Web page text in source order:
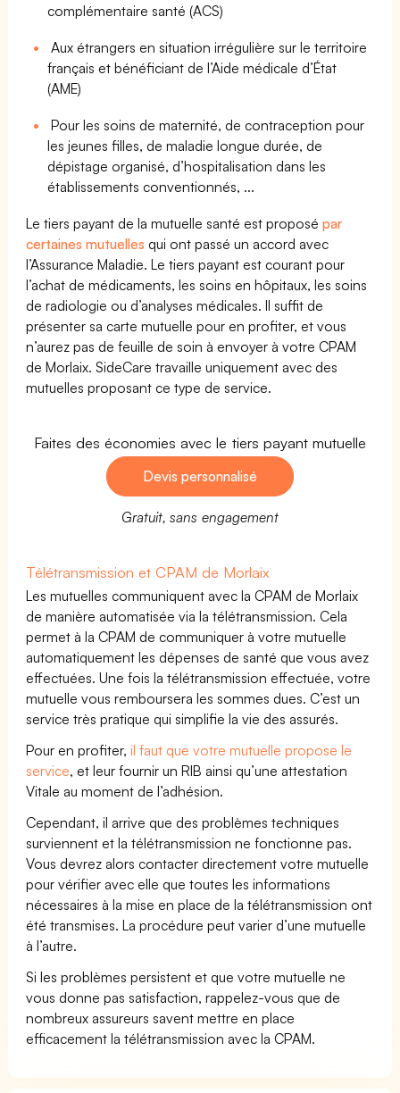
complémentaire santé (ACS)
Aux étrangers en situation irrégulière sur le territoire
français et bénéficiant de l’Aide médicale d’État
(AME)
Pour les soins de maternité, de contraception pour
les jeunes filles, de maladie longue durée, de
dépistage organisé, d’hospitalisation dans les
établissements conventionnés, ...
Le tiers payant de la mutuelle santé est proposépar
certaines mutuelles qui ont passé un accord avec
l’Assurance Maladie. Le tiers payant est courant pour
l’achat de médicaments, les soins en hôpitaux, les soins
de radiologie ou d’analyses médicales. Il suffit de
présenter sa carte mutuelle pour en profiter, et vous
n’aurez pas de feuille de soin à envoyer à votre CPAM
de Morlaix. SideCare travaille uniquement avec des
mutuelles proposant ce type de service.
Faites des économies avec le tiers payant mutuelle
Devis personnalisé
Gratuit, sans engagement
Télétransmission et CPAM de Morlaix
Les mutuelles communiquent avec la CPAM de Morlaix
de manière automatisée via la télétransmission. Cela
permet à la CPAM de communiquer à votre mutuelle
automatiquement les dépenses de santé que vous avez
effectuées. Une fois la télétransmission effectuée, votre
mutuelle vous remboursera les sommes dues. C’est un
service très pratique qui simplifie la vie des assurés.
Pour en profiter,il faut que votre mutuelle propose le
service, et leur fournir un RIB ainsi qu’une attestation
Vitale au moment de l’adhésion.
Cependant, il arrive que des problèmes techniques
surviennent et la télétransmission ne fonctionne pas.
Vous devrez alors contacter directement votre mutuelle
pour vérifier avec elle que toutes les informations
nécessaires à la mise en place de la télétransmission ont
été transmises. La procédure peut varier d’une mutuelle
à l’autre.
Si les problèmes persistent et que votre mutuelle ne
vous donne pas satisfaction, rappelez-vous que de
nombreux assureurs savent mettre en place
efficacement la télétransmission avec la CPAM.